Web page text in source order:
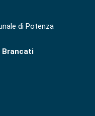
di Potenza
Brancati